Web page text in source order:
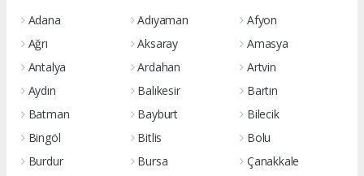
Adana Adıyaman
Afyon
Ağrı
Aksaray
Amasya
Antalya
Ardahan
Artvin
Aydın
Balıkesir
Bartın
Batman
Bayburt
Bilecik
Bingöl
Bitlis
Bolu
Burdur
Bursa
Çanakkale